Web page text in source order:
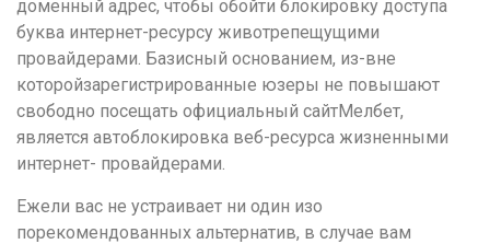
доменный адрес, чтобы обойти блокировку доступа
буква интернет-ресурсу животрепещущими
провайдерами. Базисный основанием, из-вне
которойзарегистрированные юзеры не повышают
свободно посещать официальный сайтМелбет,
является автоблокировка веб-ресурса жизненными
интернет- провайдерами.
Ежели вас не устраивает ни один изо
порекомендованных альтернатив, в случае вам